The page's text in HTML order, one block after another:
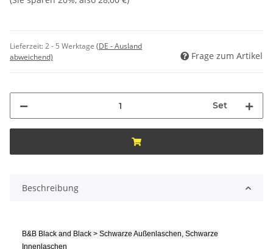
Lieferzeit:2 - 5 Werktage (DE - Ausland
abweichend)
Frage zum Artikel
Set
Beschreibung
B&B Black and Black > Schwarze Außenlaschen, Schwarze
Innenlaschen